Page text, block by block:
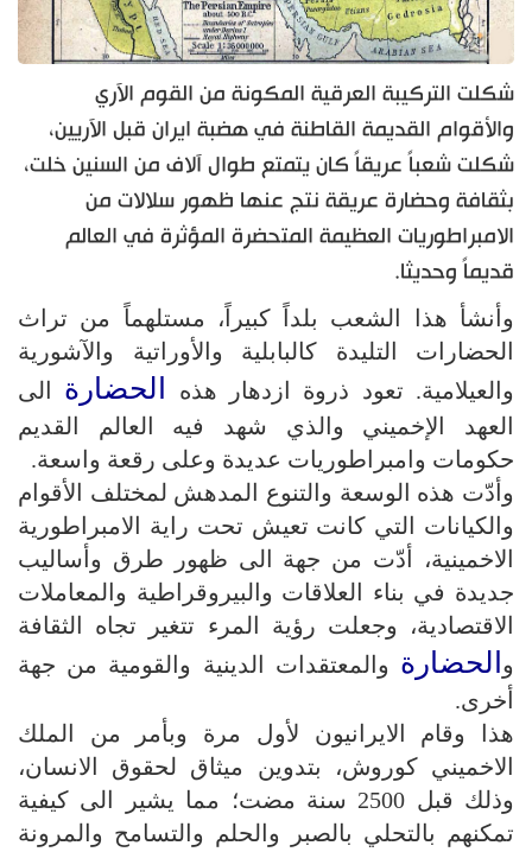
شكلت التركيبة العرقية المكونة من القوم الآري
والأقوام القديمة القاطنة في هضبة ايران قبل الآريين،
شكلت شعباً عريقاً كان يتمتع طوال آلاف من السنين خلت،
بثقافة وحضارة عريقة نتج عنها ظهور سلالات من
الامبراطوريات العظيمة المتحضرة المؤثرة في العالم
قديماً وحديثا.
وأنشأ هذا الشعب بلداً كبيراً، مستلهماً من تراث
الحضارات التليدة كالبابلية والأوراتية والآشورية
والعيلامية. تعود ذروة ازدهار هذه
الحضارة الى
العهد الإخميني والذي شهد فيه العالم القديم
حكومات وامبراطوريات عديدة وعلى رقعة واسعة.
وأدّت هذه الوسعة والتنوع المدهش لمختلف الأقوام
والكيانات التي كانت تعيش تحت راية الامبراطورية
الاخمينية، أدّت من جهة الى ظهور طرق وأساليب
جديدة في بناء العلاقات والبيروقراطية والمعاملات
الاقتصادية، وجعلت رؤية المرء تتغير تجاه الثقافة
و الحضارة والمعتقدات الدينية والقومية من جهة
أخرى.
هذا وقام الايرانيون لأول مرة وبأمر من الملك
الاخميني كوروش، بتدوين ميثاق لحقوق الانسان،
وذلك قبل 2500 سنة مضت؛ مما يشير الى كيفية
تمكنهم بالتحلي بالصبر والحلم والتسامح والمرونة